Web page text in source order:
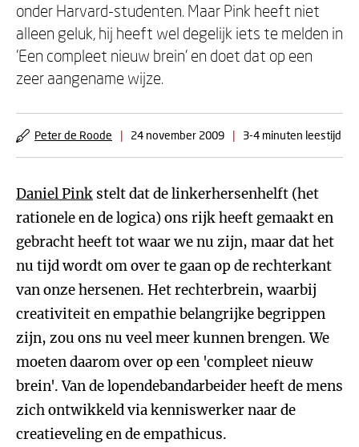
onder Harvard-studenten. Maar Pink heeft niet
alleen geluk, hij heeft wel degelijk iets te melden in
'Een compleet nieuw brein' en doet dat op een
zeer aangename wijze.
Peter de Roode | 24 november 2009 | 3-4 minuten leestijd
Daniel Pink stelt dat de linkerhersenhelft (het
rationele en de logica) ons rijk heeft gemaakt en
gebracht heeft tot waar we nu zijn, maar dat het
nu tijd wordt om over te gaan op de rechterkant
van onze hersenen. Het rechterbrein, waarbij
creativiteit en empathie belangrijke begrippen
zijn, zou ons nu veel meer kunnen brengen. We
moeten daarom over op een 'compleet nieuw
brein'. Van de lopendebandarbeider heeft de mens
zich ontwikkeld via kenniswerker naar de
creatieveling en de empathicus.